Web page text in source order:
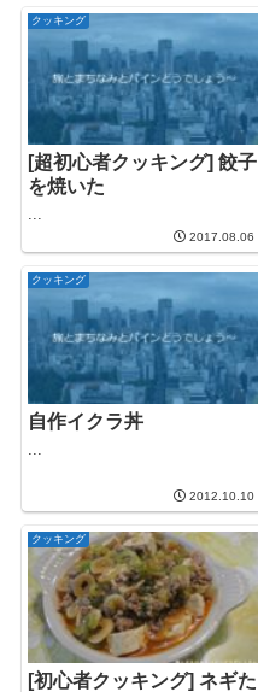
クッキング
[超初心者クッキング] 餃子
を焼いた
...
2017.08.06
クッキング
自作イクラ丼
...
2012.10.10
クッキング
[初心者クッキング] ネギた